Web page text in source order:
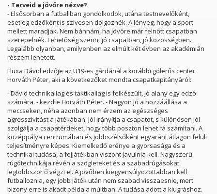
- Terveid a jövőre nézve?
- Elsősorban a futballban gondolkodok, utána testnevelőként,
esetleg edzőként is szívesen dolgoznék. A lényeg, hogy a sport
mellett maradjak. Nem bánnám, ha jövőre már felnőtt csapatban
szerepelnék. Lehetőség szerint jó csapatban, jó közösségben.
Legalább olyanban, amilyenben az elmúlt két évben az akadémián
részem lehetett.
Fluxa Dávid edzője az U19-es gárdánál a korábbi gólerős center,
Horváth Péter, aki a következőket mondta csapatkapitányáról:
- Dávid technikailag és taktikailag is felkészült, jó alany egy edző
számára. - kezdte Horváth Péter. - Nagyon jó a hozzáállása a
meccseken, néha azonban nem érzem az egészséges
agresszivitást a játékában. Jól irányítja a csapatot, s különösen jól
szolgálja a csapatérdeket, hogy több poszton lehet rá számítani. A
középpálya centrumában és jobbszélsőként egyaránt átlagon felüli
teljesítményre képes. Kiemelkedő erénye a gyorsasága és a
technikai tudása, a fejjátékban viszont javulnia kell. Nagyszerű
rúgótechnikája révén a szögleteket és a szabadrúgásokat
legtöbbször ő végzi el. A jövőben kiegyensúlyozottabban kell
futballoznia, egy jobb játék után nem szabad visszaesnie, mert
bizony erre is akadt példa a múltban. A tudása adott a kiugráshoz.